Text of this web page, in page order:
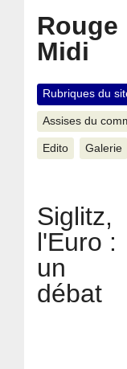
Rouge
Midi
Rubriques du
Assises du
Edito Galerie
Siglitz,
l'Euro :
un
débat